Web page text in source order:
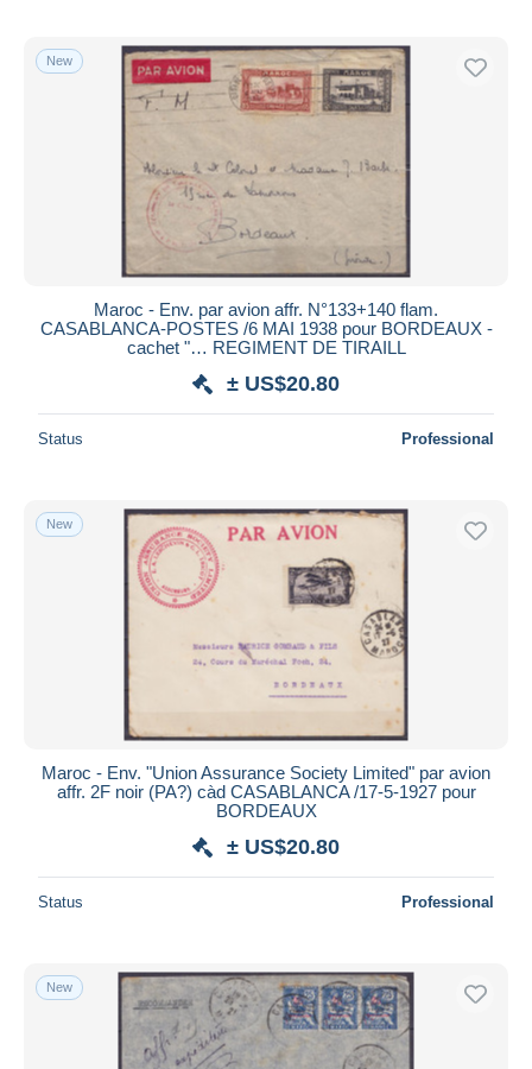
New
Maroc - Env. par avion affr. N°133+140 flam.
CASABLANCA-POSTES /6 MAI 1938 pour BORDEAUX -
cachet "… REGIMENT DE TIRAILL
± US$20.80
Status Professional
New
Maroc - Env. "Union Assurance Society Limited" par avion
affr. 2F noir (PA?) càd CASABLANCA /17-5-1927 pour
BORDEAUX
± US$20.80
Status Professional
New